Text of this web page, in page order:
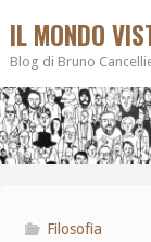
IL MONDO
Blog di Bruno
Filosofia